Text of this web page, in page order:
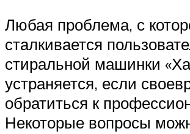
Любая проблема, с
сталкивается
стиральной машинки
устраняется, если
обратиться к
Некоторые вопросы